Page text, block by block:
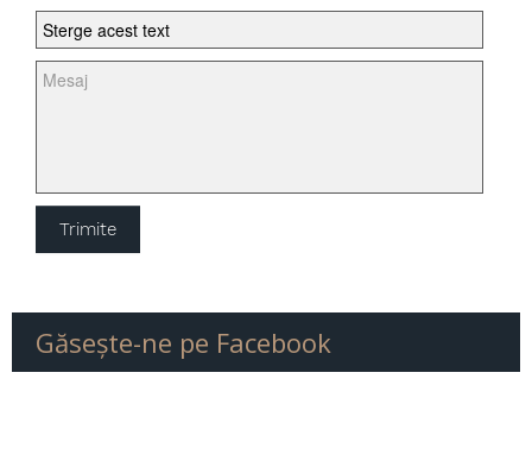
Anvelopa super sport de strada
Anvelopa SPEEDWAY
Anvelopa Supermoto
Găseşte-ne pe Facebook